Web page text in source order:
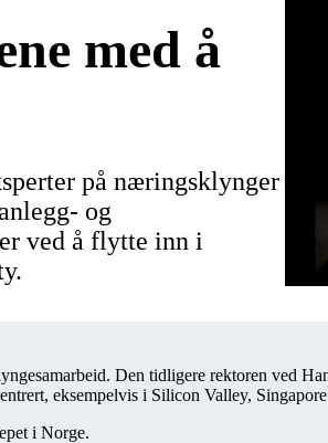
med å
på næringsklynger
og
ved å flytte inn i
Den tidligere rektoren ved
eksempelvis i Silicon Valley,
i Norge.